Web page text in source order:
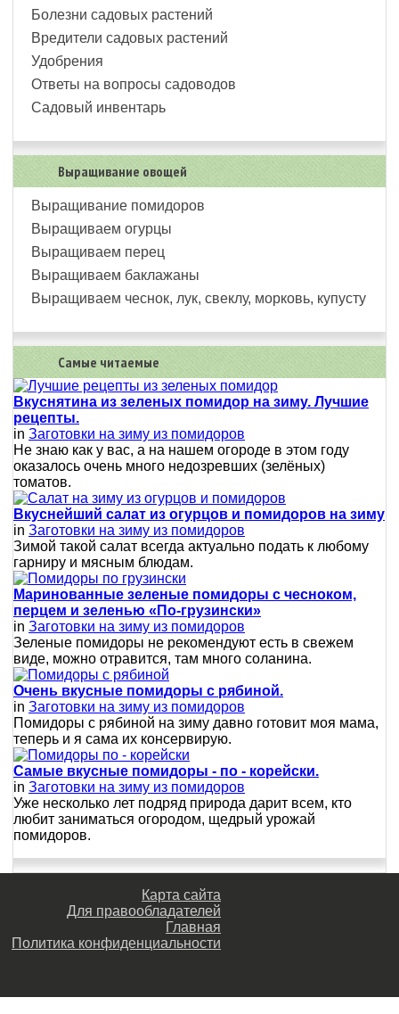
Болезни садовых растений
Вредители садовых растений
Удобрения
Ответы на вопросы садоводов
Садовый инвентарь
Выращивание овощей
Выращивание помидоров
Выращиваем огурцы
Выращиваем перец
Выращиваем баклажаны
Выращиваем чеснок, лук, свеклу, морковь, купусту
Самые читаемые
Вкуснятина из зеленых помидор на зиму. Лучшие
рецепты.
in Заготовки на зиму из помидоров
Не знаю как у вас, а на нашем огороде в этом году
оказалось очень много недозревших (зелёных)
томатов.
Вкуснейший салат из огурцов и помидоров на зиму
in Заготовки на зиму из помидоров
Зимой такой салат всегда актуально подать к любому
гарниру и мясным блюдам.
Маринованные зеленые помидоры с чесноком,
перцем и зеленью «По-грузински»
in Заготовки на зиму из помидоров
Зеленые помидоры не рекомендуют есть в свежем
виде, можно отравится, там много соланина.
Очень вкусные помидоры с рябиной.
in Заготовки на зиму из помидоров
Помидоры с рябиной на зиму давно готовит моя мама,
теперь и я сама их консервирую.
Самые вкусные помидоры - по - корейски.
in Заготовки на зиму из помидоров
Уже несколько лет подряд природа дарит всем, кто
любит заниматься огородом, щедрый урожай
помидоров.
Карта сайта
Для правообладателей
Главная
Политика конфиденциальности